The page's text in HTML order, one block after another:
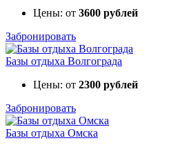
Цены: от 3600 рублей
Забронировать
Базы отдыха Волгограда
Цены: от 2300 рублей
Забронировать
Базы отдыха Омска